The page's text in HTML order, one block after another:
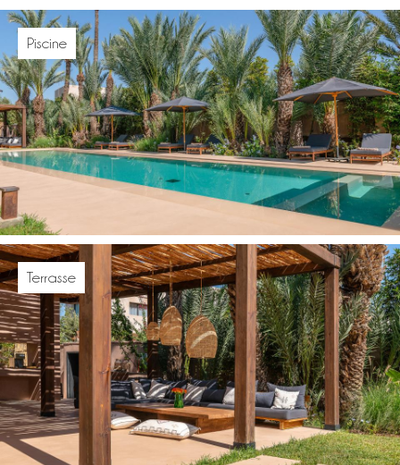
Piscine
Terrasse